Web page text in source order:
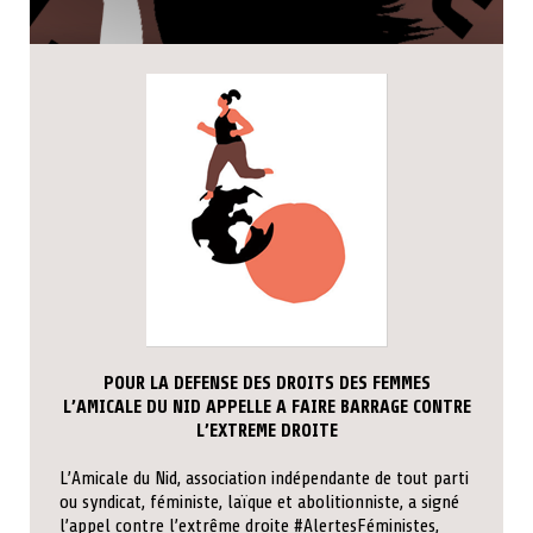
POUR LA DEFENSE DES DROITS DES FEMMES
L’AMICALE DU NID APPELLE A FAIRE BARRAGE CONTRE
L’EXTREME DROITE
L’Amicale du Nid, association indépendante de tout parti
ou syndicat, féministe, laïque et abolitionniste, a signé
l’appel contre l’extrême droite #AlertesFéministes,